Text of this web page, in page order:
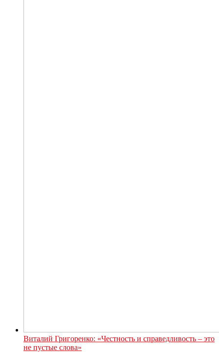
Виталий Григоренко: «Честность и справедливость – это
не пустые слова»